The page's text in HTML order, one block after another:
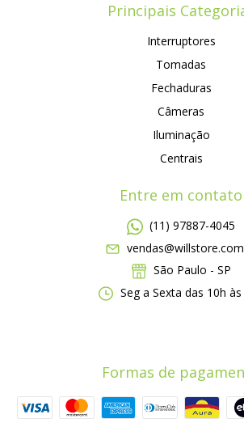
Principais
Interruptores
Tomadas
Fechaduras
Câmeras
Iluminação
Centrais
Entre em contato
(11) 97887-4045
São Paulo - SP
Seg a Sexta das 10h
Formas de